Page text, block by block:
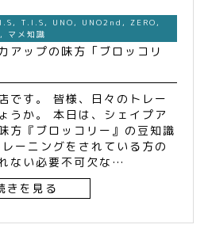
, T.I.S , UNO , UNO2nd , ZERO ,
, マメ知識
アップの味方「ブロッコリ
です。 皆様、日々のトレー
うか。 本日は、シェイプア
方『ブロッコリー』の豆知識
ーニングをされている方の
ない必要不可欠な…
きを見る